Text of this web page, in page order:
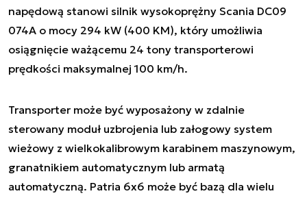
napędową stanowi silnik wysokoprężny Scania DC09
074A o mocy 294 kW (400 KM), który umożliwia
osiągnięcie ważącemu 24 tony transporterowi
prędkości maksymalnej 100 km/h.
Transporter może być wyposażony w zdalnie
sterowany moduł uzbrojenia lub załogowy system
wieżowy z wielkokalibrowym karabinem maszynowym,
granatnikiem automatycznym lub armatą
automatyczną. Patria 6x6 może być bazą dla wielu